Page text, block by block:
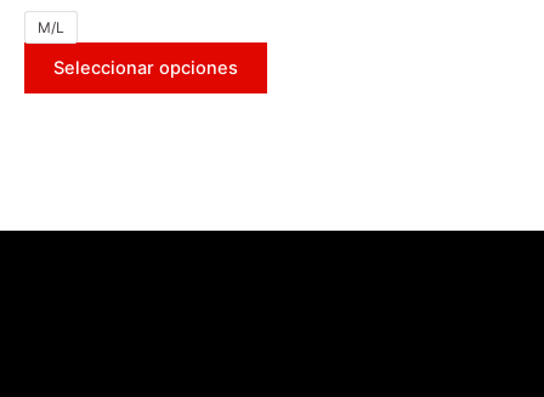
M/L
Seleccionar opciones